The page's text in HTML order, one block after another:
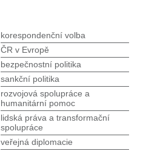
korespondenční volba
ČR v Evropě
bezpečnostní politika
sankční politika
rozvojová spolupráce a
humanitární pomoc
lidská práva a transformační
spolupráce
veřejná diplomacie